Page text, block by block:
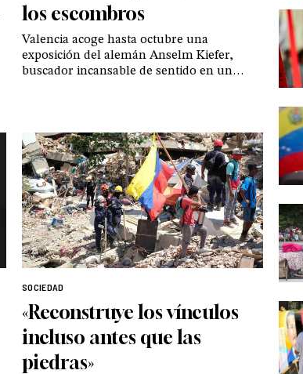
los escombros
Valencia acoge hasta octubre una
exposición del alemán Anselm Kiefer,
buscador incansable de sentido en un
SOCIEDAD
«Reconstruye los vínculos
incluso antes que las
piedras»